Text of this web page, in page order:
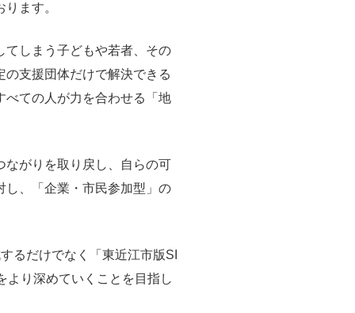
ます。
しまう子どもや若者、その
支援団体だけで解決できる
べての人が力を合わせる「地
がりを取り戻し、自らの可
し、「企業・市民参加型」の
るだけでなく「東近江市版SI
より深めていくことを目指し